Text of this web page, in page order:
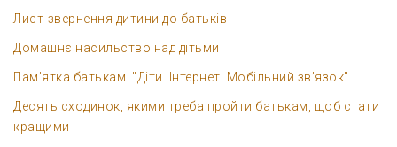
Лист-звернення дитини до батьків
Домашнє насильство над дітьми
Пам’ятка батькам. "Діти. Інтернет. Мобільний зв’язок"
Десять сходинок, якими треба пройти батькам, щоб стати
кращими